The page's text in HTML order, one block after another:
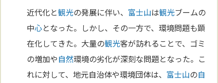
近代化と観光の発展に伴い、 富士山は観光ブームの
中心となった。しかし、その一方で、環境問題も顕
在化してきた。大量の観光客が訪れることで、ゴミ
の増加や自然環境の劣化が深刻な問題となった。こ
れに対して、地元自治体や環境団体は、 富士山の自